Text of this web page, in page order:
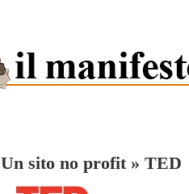
Un sito no profit» TED